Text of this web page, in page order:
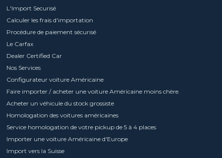
L'Import Securisé
Calculer les frais d'importation
Procédure de paiement sécurisé
Le Carfax
Dealer Certified Car
Nos Services
Configurateur voiture Américaine
Faire importer / acheter une voiture Américaine moins chère.
Acheter un véhicule du stock grossiste
Homologation des voitures américaines
Service homologation de votre pickup de 5 à 4 places
Importer une voiture Américaine d'Europe
Import vers la Suisse